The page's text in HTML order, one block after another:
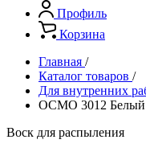
Профиль
Корзина
Главная /
Каталог товаров /
Для внутренних
ОСМО 3012 Белый
Воск для распыления